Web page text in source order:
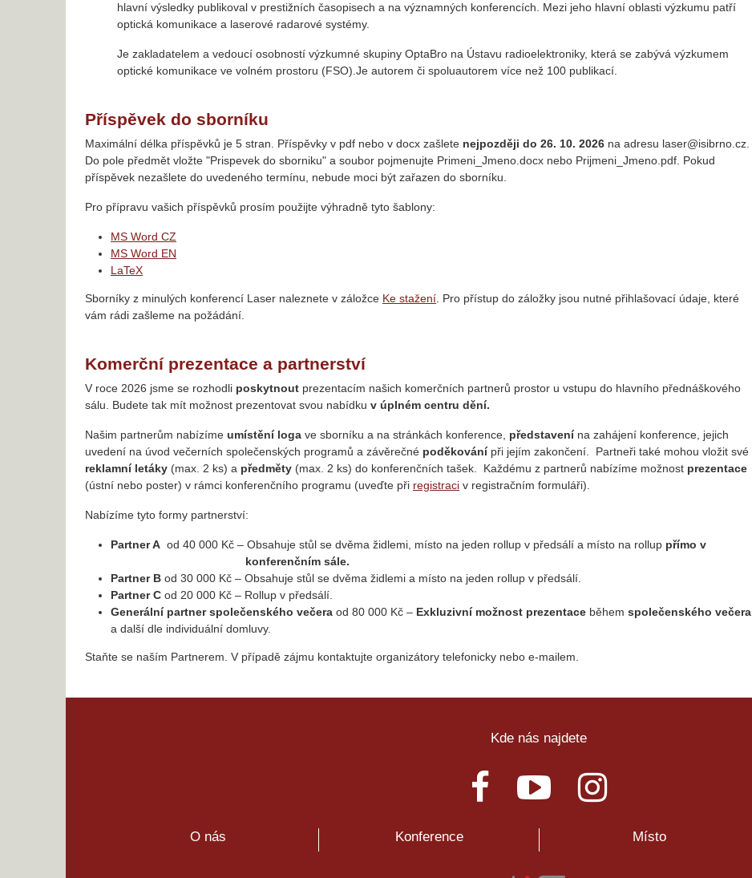
hlavní výsledky publikoval v prestižních časopisech a na významných konferencích. Mezi jeho hlavní oblasti výzkumu patří
optická komunikace a laserové radarové systémy.
Je zakladatelem a vedoucí osobností výzkumné skupiny OptaBro na Ústavu radioelektroniky, která se zabývá výzkumem
optické komunikace ve volném prostoru (FSO).Je autorem či spoluautorem více než 100 publikací.
Příspěvek do sborníku
Maximální délka příspěvků je 5 stran. Příspěvky v pdf nebo v docx zašlete nejpozději do 26. 10. 2026 na adresu laser@isibrno.cz.
Do pole předmět vložte "Prispevek do sborniku" a soubor pojmenujte Primeni_Jmeno.docx nebo Prijmeni_Jmeno.pdf. Pokud
příspěvek nezašlete do uvedeného termínu, nebude moci být zařazen do sborníku.
Pro přípravu vašich příspěvků prosím použijte výhradně tyto šablony:
MS Word CZ
MS Word EN
LaTeX
Sborníky z minulých konferencí Laser naleznete v záložce Ke stažení. Pro přístup do záložky jsou nutné přihlašovací údaje, které
vám rádi zašleme na požádání.
Komerční prezentace a partnerství
V roce 2026 jsme se rozhodli poskytnout prezentacím našich komerčních partnerů prostor u vstupu do hlavního přednáškového
sálu. Budete tak mít možnost prezentovat svou nabídku v úplném centru dění.
Našim partnerům nabízíme umístění loga ve sborníku a na stránkách konference, představenína zahájení konference, jejich
uvedení na úvod večerních společenských programů a závěrečné poděkovánípři jejím zakončení. Partneři také mohou vložit své
reklamní letáky (max. 2 ks) a předměty (max. 2 ks) do konferenčních tašek. Každému z partnerů nabízíme možnost prezentace
(ústní nebo poster) v rámci konferenčního programu (uveďte při registraci v registračním formuláři).
Nabízíme tyto formy partnerství:
Partner A od 40 000 Kč – Obsahuje stůl se dvěma židlemi, místo na jeden rollup v předsálí a místo na rollup přímo v
konferenčním sále.
Partner B od 30 000 Kč – Obsahuje stůl se dvěma židlemi a místo na jeden rollup v předsálí.
Partner C od 20 000 Kč – Rollup v předsálí.
Generální partner společenského večera od 80 000 Kč – Exkluzivní možnost prezentace během společenského večera
a další dle individuální domluvy.
Staňte se naším Partnerem. V případě zájmu kontaktujte organizátory telefonicky nebo e-mailem.
Kde nás najdete
O nás Konference Místo